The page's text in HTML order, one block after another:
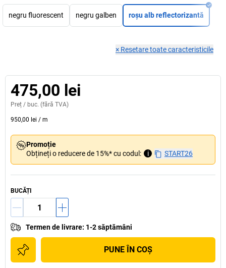
negru fluorescent negru galben roșu alb reflectorizantă
× Resetare toate caracteristicile
475,00 lei
Preț / buc. (fără TVA)
950,00 lei / m
Promoție
Obțineți o reducere de 15%* cu codul:
i START26
BUCĂȚI
Termen de livrare: 1-2 săptămâni
PUNE ÎN COŞ